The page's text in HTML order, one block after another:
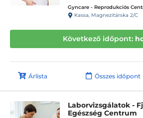
Gyncare - Reprodukciós
Kassa, Magnezitárska 2/C
Következő időpont:
Árlista Összes időpont
Laborvizsgálatok -
Egészség Centrum